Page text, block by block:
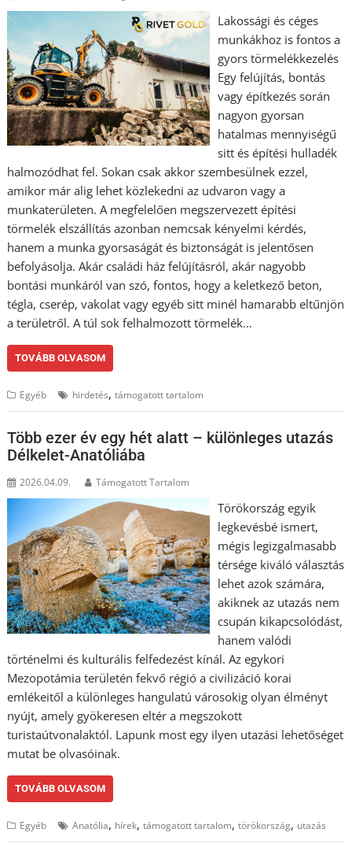
Lakossági és céges
munkákhoz is fontos a
gyors törmelékkezelés
Egy felújítás, bontás
vagy építkezés során
nagyon gyorsan
hatalmas mennyiségű
sitt és építési hulladék
halmozódhat fel. Sokan csak akkor szembesülnek ezzel,
amikor már alig lehet közlekedni az udvaron vagy a
munkaterületen. A megfelelően megszervezett építési
törmelék elszállítás azonban nemcsak kényelmi kérdés,
hanem a munka gyorsaságát és biztonságát is jelentősen
befolyásolja. Akár családi ház felújításról, akár nagyobb
bontási munkáról van szó, fontos, hogy a keletkező beton,
tégla, cserép, vakolat vagy egyéb sitt minél hamarabb eltűnjön
a területről. A túl sok felhalmozott törmelék…
TOVÁBB OLVASOM
Egyéb hirdetés,támogatott tartalom
Több ezer év egy hét alatt – különleges utazás
Délkelet-Anatóliába
2026.04.09. Támogatott Tartalom
Törökország egyik
legkevésbé ismert,
mégis legizgalmasabb
térsége kiváló választás
lehet azok számára,
akiknek az utazás nem
csupán kikapcsolódást,
hanem valódi
történelmi és kulturális felfedezést kínál. Az egykori
Mezopotámia területén fekvő régió a civilizáció korai
emlékeitől a különleges hangulatú városokig olyan élményt
nyújt, amely gyökeresen eltér a megszokott
turistaútvonalaktól. Lapunk most egy ilyen utazási lehetőséget
mutat be olvasóinak.
TOVÁBB OLVASOM
Egyéb Anatólia, hírek,támogatott tartalom,törökország, utazás